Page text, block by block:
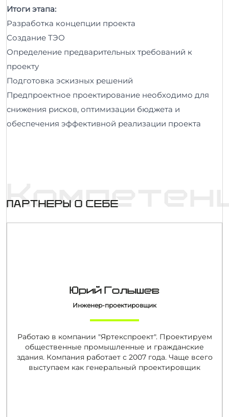
Итоги этапа:
Разработка концепции проекта
Создание ТЭО
Определение предварительных требований к
проекту
Подготовка эскизных решений
Предпроектное проектирование необходимо для
снижения рисков, оптимизации бюджета и
обеспечения эффективной реализации проекта
ПАРТНЕРЫ О СЕБЕ
Юрий Голышев
Инженер-проектировщик
Работаю в компании "Яртекспроект". Проектируем
общественные промышленные и гражданские
здания. Компания работает с 2007 года. Чаще всего
выступаем как генеральный проектировщик